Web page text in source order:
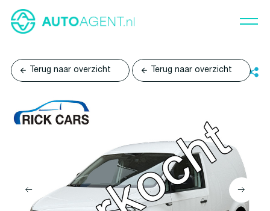
Terug naar overzicht Terug naar overzicht